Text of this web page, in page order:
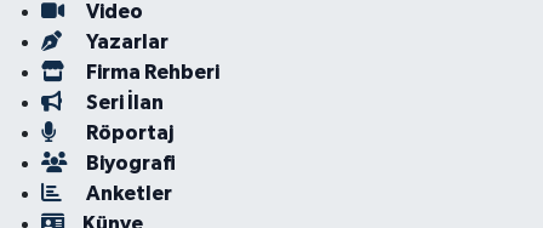
Video
Yazarlar
Firma Rehberi
Seri İlan
Röportaj
Biyografi
Anketler
Künye